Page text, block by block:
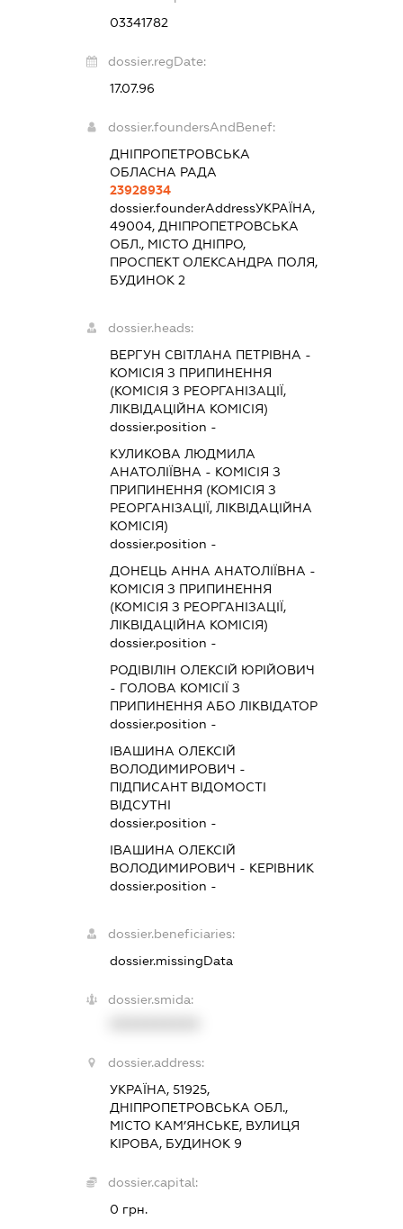
03341782
dossier.regDate:
17.07.96
dossier.foundersAndBenef:
ДНІПРОПЕТРОВСЬКА
ОБЛАСНА РАДА
23928934
dossier.founderAddressУКРАЇНА,
49004, ДНІПРОПЕТРОВСЬКА
ОБЛ., МІСТО ДНІПРО,
ПРОСПЕКТ ОЛЕКСАНДРА ПОЛЯ,
БУДИНОК 2
dossier.heads:
ВЕРГУН СВІТЛАНА ПЕТРІВНА -
КОМІСІЯ З ПРИПИНЕННЯ
(КОМІСІЯ З РЕОРГАНІЗАЦІЇ,
ЛІКВІДАЦІЙНА КОМІСІЯ)
dossier.position -
КУЛИКОВА ЛЮДМИЛА
АНАТОЛІЇВНА - КОМІСІЯ З
ПРИПИНЕННЯ (КОМІСІЯ З
РЕОРГАНІЗАЦІЇ, ЛІКВІДАЦІЙНА
КОМІСІЯ)
dossier.position -
ДОНЕЦЬ АННА АНАТОЛІЇВНА -
КОМІСІЯ З ПРИПИНЕННЯ
(КОМІСІЯ З РЕОРГАНІЗАЦІЇ,
ЛІКВІДАЦІЙНА КОМІСІЯ)
dossier.position -
РОДІВІЛІН ОЛЕКСІЙ ЮРІЙОВИЧ
- ГОЛОВА КОМІСІЇ З
ПРИПИНЕННЯ АБО ЛІКВІДАТОР
dossier.position -
ІВАШИНА ОЛЕКСІЙ
ВОЛОДИМИРОВИЧ -
ПІДПИСАНТВІДОМОСТІ
ВІДСУТНІ
dossier.position -
ІВАШИНА ОЛЕКСІЙ
ВОЛОДИМИРОВИЧ - КЕРІВНИК
dossier.position -
dossier.beneficiaries:
dossier.missingData
dossier.smida:
dossier.address:
УКРАЇНА, 51925,
ДНІПРОПЕТРОВСЬКА ОБЛ.,
МІСТО КАМ’ЯНСЬКЕ, ВУЛИЦЯ
КІРОВА, БУДИНОК 9
dossier.capital:
0 грн.